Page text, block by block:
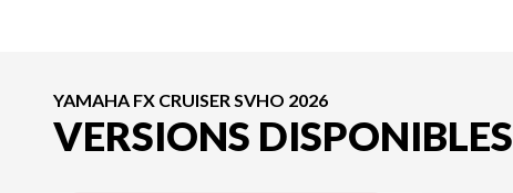
YAMAHA FX CRUISER SVHO 2026
VERSIONS DISPONIBLES